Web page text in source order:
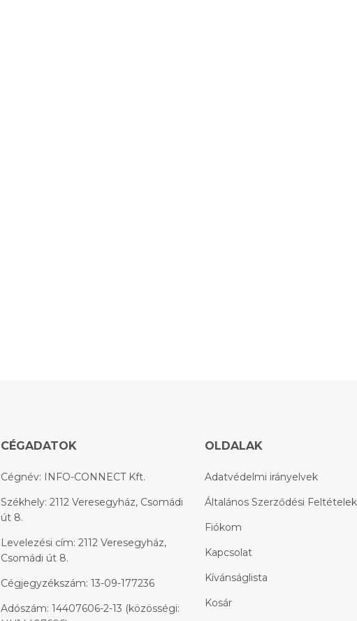
CÉGADATOK
Cégnév: INFO-CONNECT Kft.
Székhely: 2112 Veresegyház, Csomádi
út 8.
Levelezési cím: 2112 Veresegyház,
Csomádi út 8.
Cégjegyzékszám: 13-09-177236
Adószám: 14407606-2-13 (közösségi:
OLDALAK
Adatvédelmi irányelvek
Általános Szerződési Feltételek
Fiókom
Kapcsolat
Kívánságlista
Kosár